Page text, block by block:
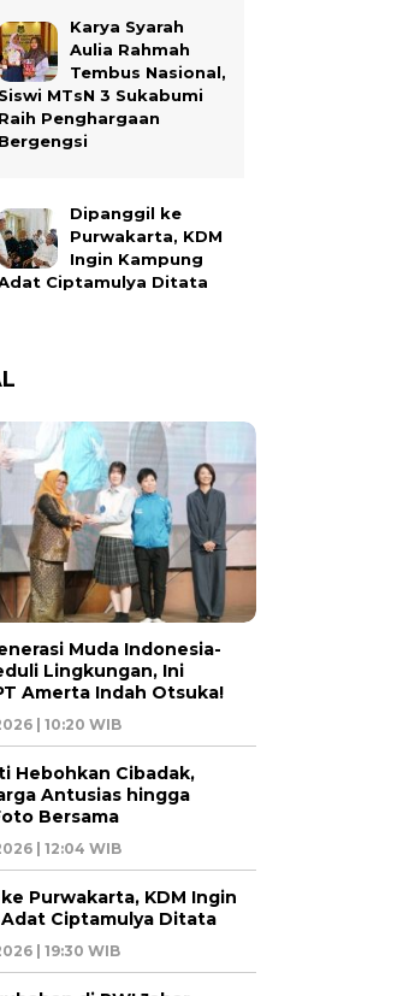
Karya Syarah
Aulia Rahmah
Tembus Nasional,
Siswi MTsN 3 Sukabumi
Raih Penghargaan
Bergengsi
Dipanggil ke
Purwakarta, KDM
Ingin Kampung
Ciptamulya Ditata
Muda Indonesia-
Lingkungan, Ini
Amerta Indah Otsuka!
| 10:20 WIB
Hebohkan Cibadak,
Antusias hingga
Bersama
| 12:04 WIB
Purwakarta, KDM Ingin
Ciptamulya Ditata
| 19:30 WIB